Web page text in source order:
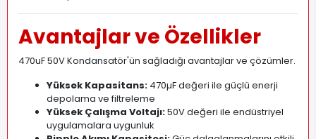
Avantajlar ve Özellikler
470uF 50V Kondansatör'ün sağladığı avantajlar ve çözümler.
Yüksek Kapasitans: 470µF değeri ile güçlü enerji
depolama ve filtreleme
Yüksek Çalışma Voltajı:50V değeri ile endüstriyel
uygulamalara uygunluk